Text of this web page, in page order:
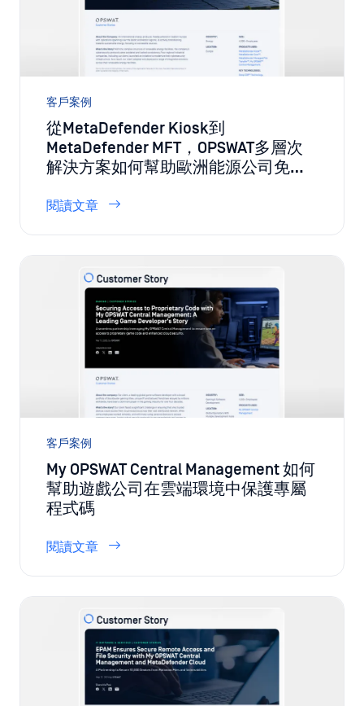
客戶案例
從MetaDefender Kiosk到
MetaDefender MFT，OPSWAT多層次
解決方案如何幫助歐洲能源公司免於
現代網路威脅？
閱讀文章
My OPSWAT Central Management 如何
幫助遊戲公司在雲端環境中保護專屬
程式碼
閱讀文章